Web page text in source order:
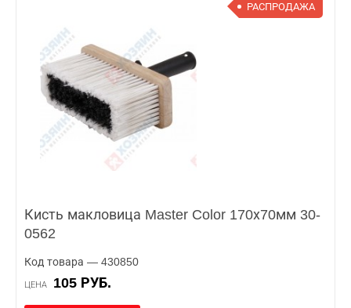
РАСПРОДАЖА
Кисть макловица Master Color 170х70мм 30-
0562
Код товара — 430850
ЦЕНА 105 РУБ.